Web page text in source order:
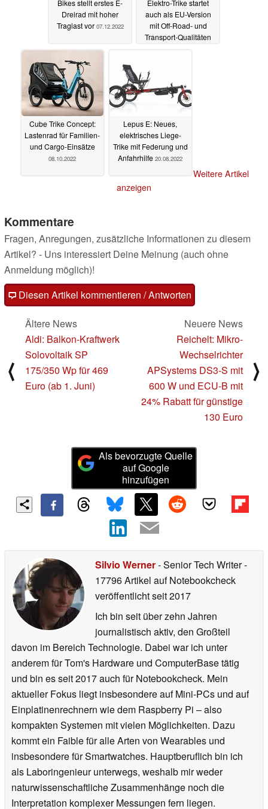
Bikes stellt erstes E-
Dreirad mit hoher
Traglast vor 07.12.2022
Elektro-Trike startet
auch als EU-Version
mit Off-Road- und
Transport-Qualitäten
Cube Trike Concept:
Lastenrad für Familien-
und Cargo-Einsätze
08.10.2022
Lepus E: Neues,
elektrisches Liege-
Trike mit Federung und
Anfahrhilfe 20.08.2022
Weitere Artikel
anzeigen
Kommentare
Fragen, Anregungen, zusätzliche Informationen zu diesem
Artikel? - Uns interessiert Deine Meinung (auch ohne
Anmeldung möglich)!
Diesen Artikel kommentieren / Antworten
⟨
Ältere News
Aldi: Balkon-Kraftwerk
Solovoltaik SP
175/350 Wp für 469
Euro (ab 1. Juni)
Neuere News
Reichelt: Mikro-
Wechselrichter
APSystems DS3-S mit
600 W und ECU-B mit
24% Rabatt für günstige
130 Euro
⟩
Als bevorzugte Quelle
auf Google
hinzufügen
Silvio Werner- Senior Tech Writer-
17796 Artikel auf Notebookcheck
veröffentlichtseit 2017
Ich bin seit über zehn Jahren
journalistisch aktiv, den Großteil
davon im Bereich Technologie. Dabei war ich unter
anderem für Tom's Hardware und ComputerBase tätig
und bin es seit 2017 auch für Notebookcheck. Mein
aktueller Fokus liegt insbesondere auf Mini-PCs und auf
Einplatinenrechnern wie dem Raspberry Pi – also
kompakten Systemen mit vielen Möglichkeiten. Dazu
kommt ein Faible für alle Arten von Wearables und
insbesondere für Smartwatches. Hauptberuflich bin ich
als Laboringenieur unterwegs, weshalb mir weder
naturwissenschaftliche Zusammenhänge noch die
Interpretation komplexer Messungen fern liegen.